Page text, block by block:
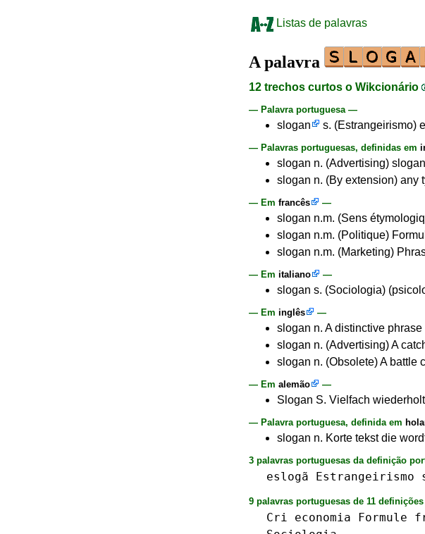
Listas de palavras
A palavra
12 trechos curtos o Wikcionário
— Palavra portuguesa —
slogan s. (Estrangeirismo)
— Palavras portuguesas, definidas em
slogan n. (Advertising)
slogan n. (By extension) any
— Em francês —
slogan n.m. (Sens
slogan n.m. (Politique)
slogan n.m. (Marketing)
— Em italiano —
slogan s. (Sociologia)
— Em inglês —
slogan n. A distinctive
slogan n. (Advertising) A
slogan n. (Obsolete) A battle
— Em alemão —
Slogan S. Vielfach
— Palavra portuguesa, definida em
slogan n. Korte tekst die
3 palavras portuguesas da definição
eslogã Estrangeirismo
9 palavras portuguesas de 11
Cri economia Formule